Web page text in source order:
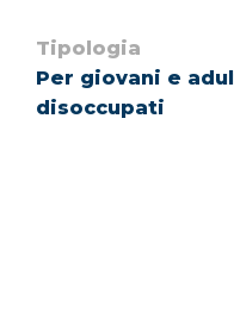
Tipologia
Per giovani e
disoccupati